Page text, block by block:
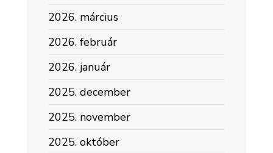
2026. március
2026. február
2026. január
2025. december
2025. november
2025. október